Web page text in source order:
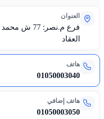
العنوان
فرع م.نصر:
العقاد
هاتف
01050003040
هاتف إضافي
01050003050